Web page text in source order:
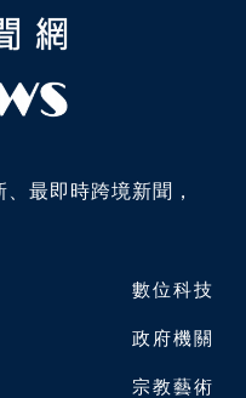
數位科技
政府機關
宗教藝術
最即時跨境新聞，